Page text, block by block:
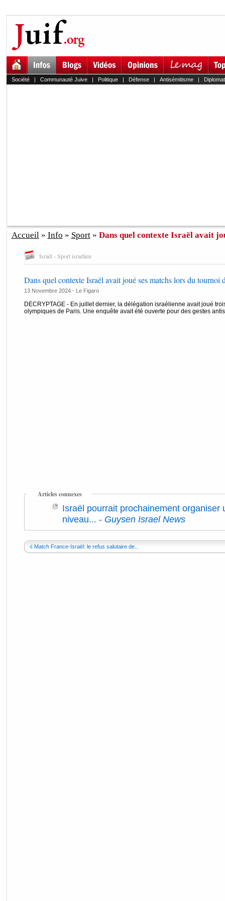
Société| Communauté Juive| Politique| Défense| Antisémitisme|
Accueil» Info » Sport» Dans quel contexte Israël avait
Israël - Sport israélien
Dans quel contexte Israël avait joué ses matchs lors du tournoi
13 Novembre 2024 - Le Figaro
DÉCRYPTAGE - En juillet dernier, la délégation israélienne avait joué
olympiques de Paris. Une enquête avait été ouverte pour des gestes
Articles connexes
Israël pourrait prochainement organiser
niveau... - Guysen Israel News
Match France-Israël: le refus salutaire de...